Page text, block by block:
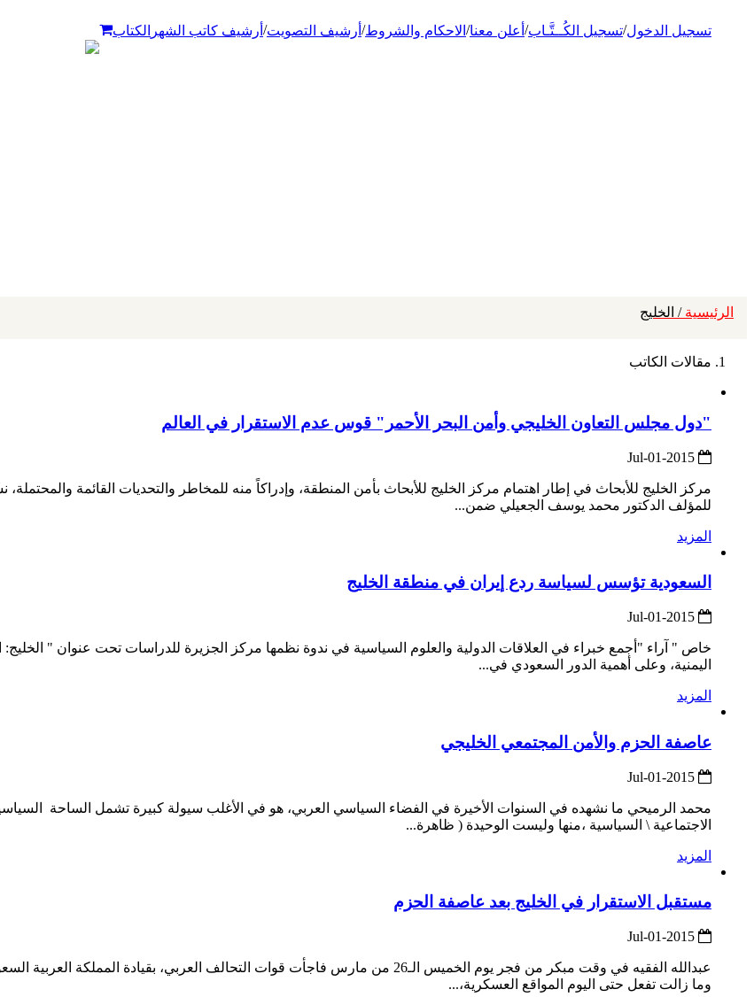
تسجيل الدخول/تسجيل الكُــتَّـاب/ أعلن معنا/ الاحكام والشروط/ أرشيف التصويت/ أرشيف كاتب الشهر الكتاب
الرئيسية / الخليج
مقالات الكاتب
"دول مجلس التعاون الخليجي وأمن البحر الأحمر" قوس عدم الاستقرار في العالم
مركز الخليج للأبحاث في إطار اهتمام مركز الخليج للأبحاث بأمن المنطقة، وإدراكاً منه للمخاطر والتحديات القائمة
للمؤلف الدكتور محمد يوسف الجعيلي ضمن...
المزيد
السعودية تؤسس لسياسة ردع إيران في منطقة الخليج
خاص " آراء "أجمع خبراء في العلاقات الدولية والعلوم السياسية في ندوة نظمها مركز الجزيرة للدراسات تحت عنوان "
اليمنية، وعلى أهمية الدور السعودي في...
المزيد
عاصفة الحزم والأمن المجتمعي الخليجي
محمد الرميحي ما نشهده في السنوات الأخيرة في الفضاء السياسي العربي، هو في الأغلب سيولة كبيرة تشمل الساحة
الاجتماعية \ السياسية ،منها وليست الوحيدة ( ظاهرة...
المزيد
مستقبل الاستقرار في الخليج بعد عاصفة الحزم
عبدالله الفقيه في وقت مبكر من فجر يوم الخميس الـ26 من مارس فاجأت قوات التحالف
وما زالت تفعل حتى اليوم المواقع العسكرية،...